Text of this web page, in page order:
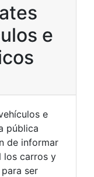
e
e
pública
de informar
los carros y
ser